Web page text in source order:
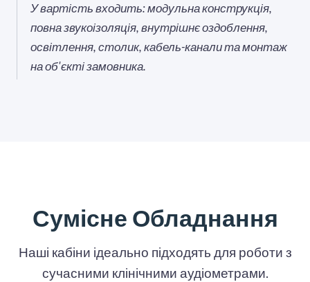
У вартість входить: модульна конструкція,
повна звукоізоляція, внутрішнє оздоблення,
освітлення, столик, кабель-канали та монтаж
на об'єкті замовника.
Сумісне Обладнання
Наші кабіни ідеально підходять для роботи з
сучасними клінічними аудіометрами.